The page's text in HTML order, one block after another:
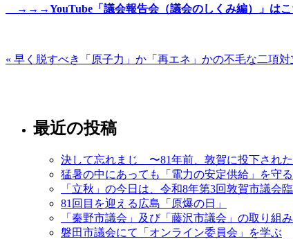
→→→YouTube「議会報告会（議会のしくみ編）」はこ
« 早く脱すべき「原子力」か「再エネ」かの不毛な
最近の投稿
決して忘れまじ 〜81年前、敦賀に投下され
猛暑の中にあっても「電力の安定供給」を守
「立秋」の今日は、令和8年第3回敦賀市議会
81回目を迎える広島「原爆の日」
「秦野市議会」及び「藤沢市議会」の取り組
磐田市議会にて「オンライン委員会」を学ぶ